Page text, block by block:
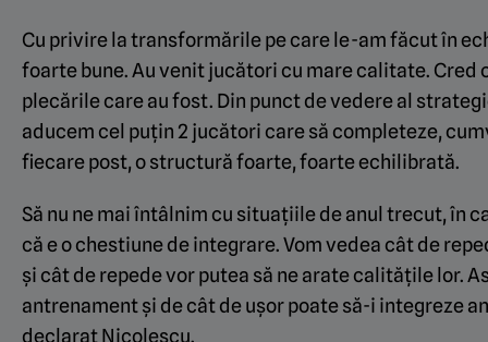
Cu privire la transformările pe care le-am făcut în
foarte bune. Au venit jucători cu mare calitate. Cred
plecările care au fost. Din punct de vedere al
aducem cel puțin 2 jucători care să completeze,
fiecare post, o structură foarte, foarte echilibrată.
Să nu ne mai întâlnim cu situațiile de anul trecut, în
că e o chestiune de integrare. Vom vedea cât de
și cât de repede vor putea să ne arate calitățile lor.
antrenament și de cât de ușor poate să-i integreze
declarat Nicolescu.